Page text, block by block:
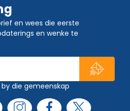
en wees die eerste
en wenke te
die gemeenskap